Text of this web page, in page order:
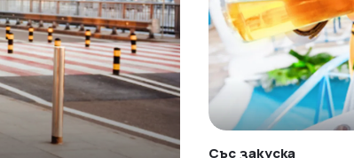
Със закуска